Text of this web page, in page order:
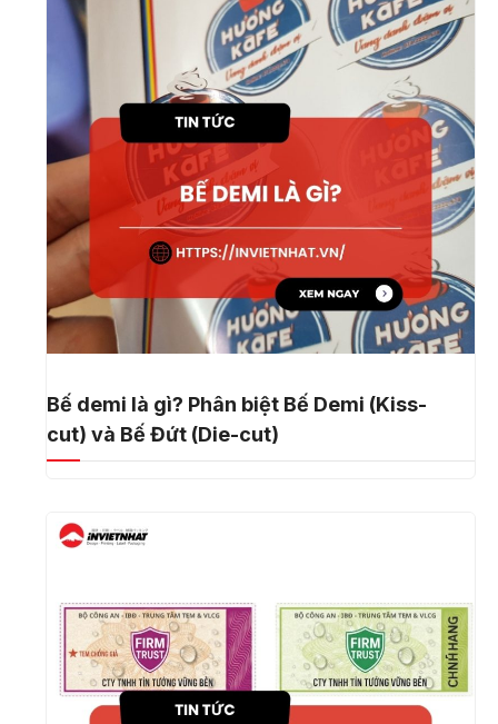
Bế demi là gì? Phân biệt Bế Demi (Kiss-
cut) và Bế Đứt (Die-cut)